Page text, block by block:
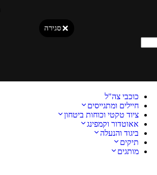
סגירה
כוכבי צה"ל
חיילים ומתגייסים
ציוד טקטי וכוחות ביטחון
אאוטדור וקמפינג
ביגוד והנעלה
תיקים
מותגים